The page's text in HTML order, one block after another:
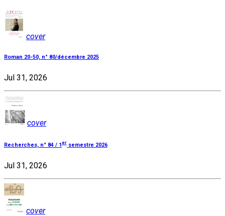
cover
Roman 20-50, n° 80/décembre 2025
Jul 31, 2026
cover
Recherches, n° 84 / 1er semestre 2026
Jul 31, 2026
cover